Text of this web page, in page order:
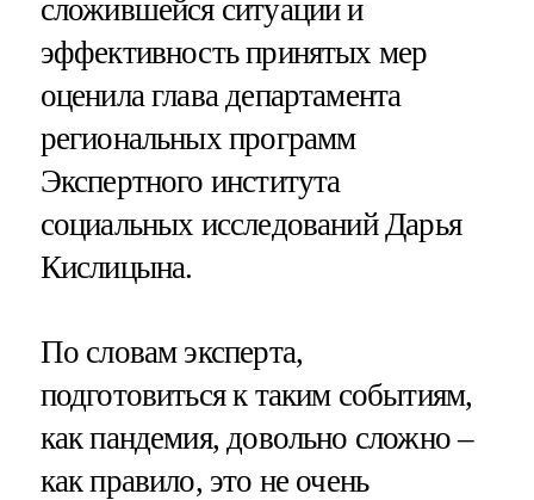
сложившейся ситуации и
эффективность принятых мер
оценила глава департамента
региональных программ
Экспертного института
социальных исследований Дарья
Кислицына.
По словам эксперта,
подготовиться к таким событиям,
как пандемия, довольно сложно –
как правило, это не очень